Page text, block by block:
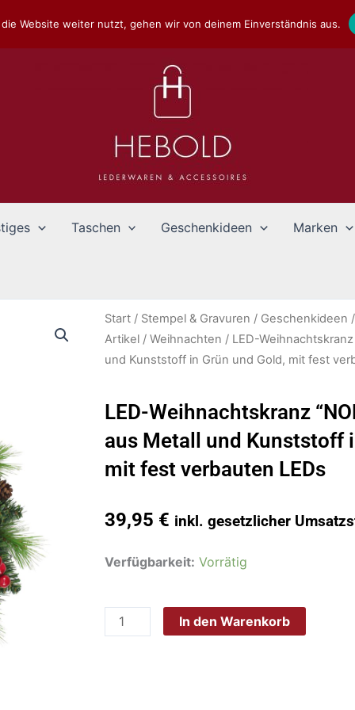
Taschen Geschenkideen Marken
Start / Stempel & Gravuren / Geschenkideen /
Artikel / Weihnachten / LED-
und Kunststoff in Grün und Gold, mit fest
LED-Weihnachtskranz
aus Metall und Kunststoff
mit fest verbauten LEDs
39,95 € inkl. gesetzlicher
Verfügbarkeit: Vorrätig
LED-
Außen-
In den Warenkorb
die Website weiter nutzt, gehen wir von deinem Einverständnis aus.